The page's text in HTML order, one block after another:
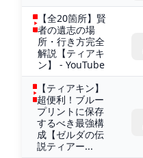
【全20箇所】賢
者の遺志の場
所・行き方完全
解説【ティアキ
ン】 - YouTube
【ティアキン】
超便利！ブルー
プリントに保存
するべき最強構
成【ゼルダの伝
説ティアー...